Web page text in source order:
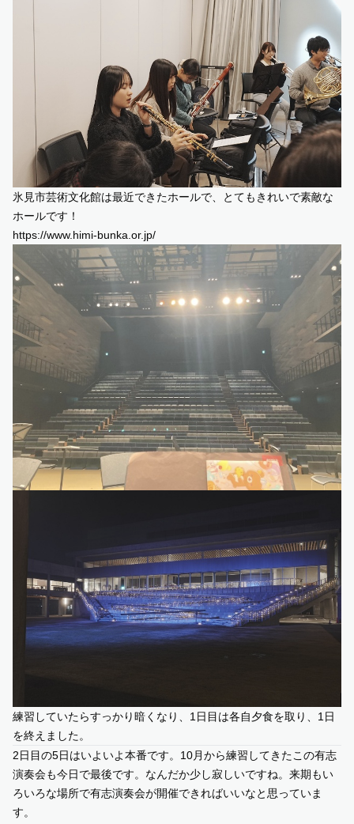
氷見市芸術文化館は最近できたホールで、とてもきれいで素敵な
ホールです！
https://www.himi-bunka.or.jp/
練習していたらすっかり暗くなり、1日目は各自夕食を取り、1日
を終えました。
2日目の5日はいよいよ本番です。10月から練習してきたこの有志
演奏会も今日で最後です。なんだか少し寂しいですね。来期もい
ろいろな場所で有志演奏会が開催できればいいなと思っていま
す。